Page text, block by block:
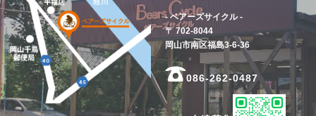
- ベアーズサイクル -
〒 702-8044
岡山市南区福島3-6-36
086-262-0487